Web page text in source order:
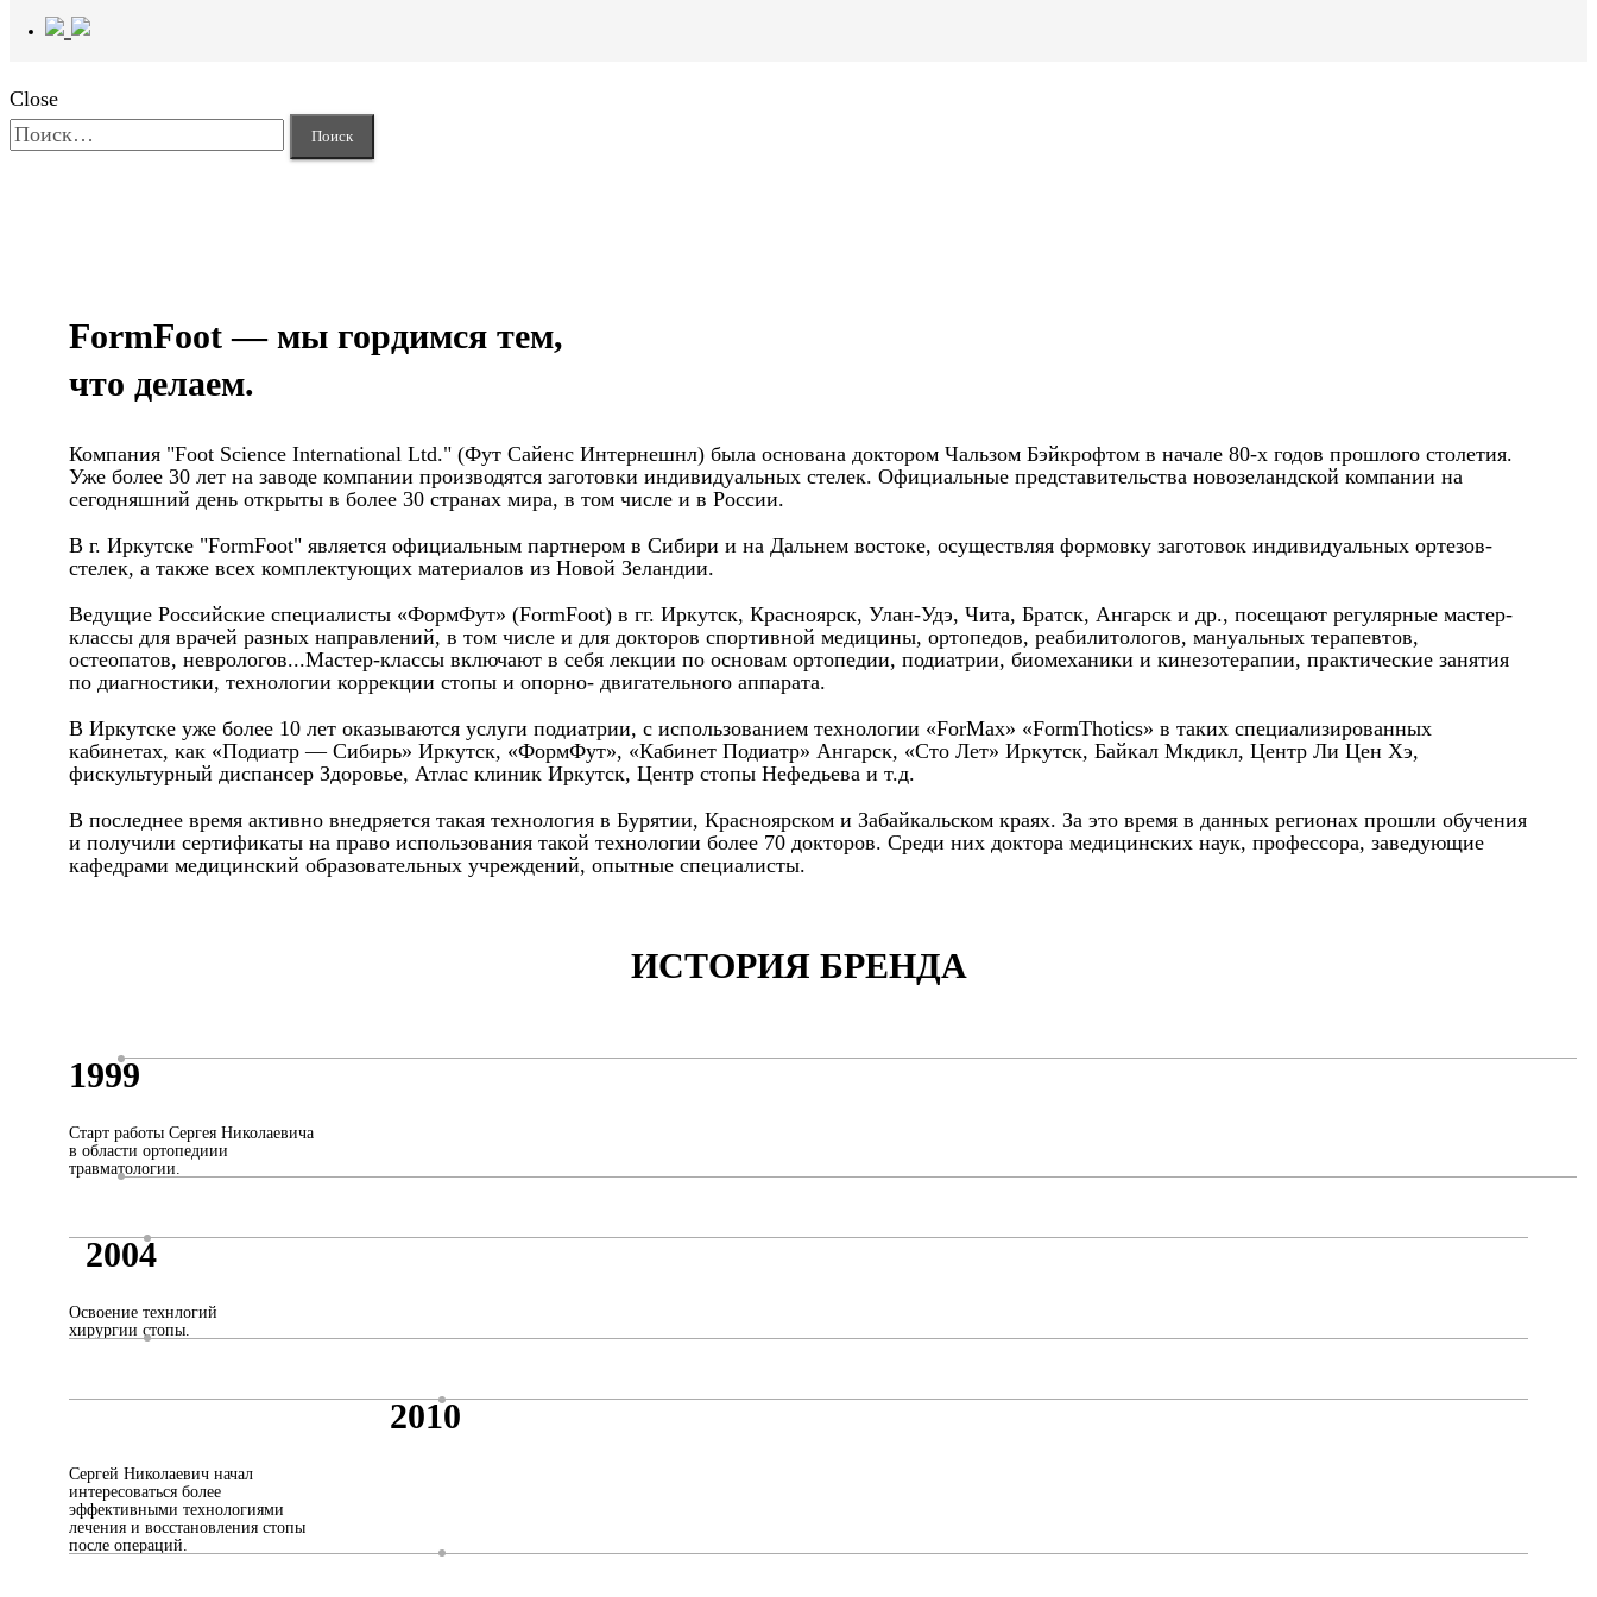
Close
Найти:
FormFoot — мы гордимся тем,
что делаем.
Компания "Foot Science International Ltd." (Фут Сайенс Интернешнл) была основана доктором Чальзом Бэйкрофтом в начале 80-х годов прошлого столетия.
Уже более 30 лет на заводе компании производятся заготовки индивидуальных стелек. Официальные представительства новозеландской компании на
сегодняшний день открыты в более 30 странах мира, в том числе и в России.
В г. Иркутске "FormFoot" является официальным партнером в Сибири и на Дальнем востоке, осуществляя формовку заготовок индивидуальных ортезов-
стелек, а также всех комплектующих материалов из Новой Зеландии.
Ведущие Российские специалисты «ФормФут» (FormFoot) в гг. Иркутск, Красноярск, Улан-Удэ, Чита, Братск, Ангарск и др., посещают регулярные мастер-
классы для врачей разных направлений, в том числе и для докторов спортивной медицины, ортопедов, реабилитологов, мануальных терапевтов,
остеопатов, неврологов...Мастер-классы включают в себя лекции по основам ортопедии, подиатрии, биомеханики и кинезотерапии, практические занятия
по диагностики, технологии коррекции стопы и опорно- двигательного аппарата.
В Иркутске уже более 10 лет оказываются услуги подиатрии, с использованием технологии «ForMax» «FormThotics» в таких специализированных
кабинетах, как «Подиатр — Сибирь» Иркутск, «ФормФут», «Кабинет Подиатр» Ангарск, «Сто Лет» Иркутск, Байкал Мкдикл, Центр Ли Цен Хэ,
фискультурный диспансер Здоровье, Атлас клиник Иркутск, Центр стопы Нефедьева и т.д.
В последнее время активно внедряется такая технология в Бурятии, Красноярском и Забайкальском краях. За это время в данных регионах прошли обучения
и получили сертификаты на право использования такой технологии более 70 докторов. Среди них доктора медицинских наук, профессора, заведующие
кафедрами медицинский образовательных учреждений, опытные специалисты.
ИСТОРИЯ БРЕНДА
1999
Старт работы Сергея Николаевича
в области ортопедиии
травматологии.
2004
Освоение технлогий
хирургии стопы.
2010
Сергей Николаевич начал
интересоваться более
эффективными технологиями
лечения и восстановления стопы
после операций.